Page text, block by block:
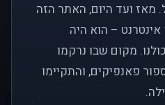
מאז ועד היום, האתר הזה
– הוא היה
מקום שבו נרקמו
פאנפיקים, והתקיימו